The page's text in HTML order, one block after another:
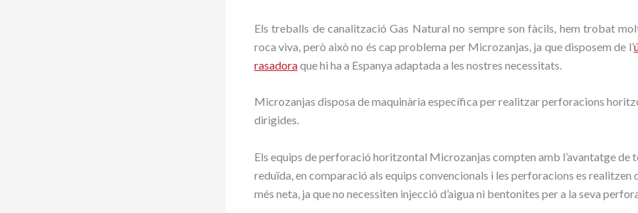
Els treballs de canalització Gas Natural no sempre son fàcils, hem trobat
roca viva, però això no és cap problema per Microzanjas, ja que disposem de l’
rasadoraque hi ha a Espanya adaptada a les nostres necessitats.
Microzanjas disposa de maquinària específica per realitzar perforacions
dirigides.
Els equips de perforació horitzontal Microzanjas compten amb l’avantatge de
reduïda, en comparació als equips convencionals i les perforacions es realitzen
més neta, ja que no necessiten injecció d’aigua ni bentonites per a la seva